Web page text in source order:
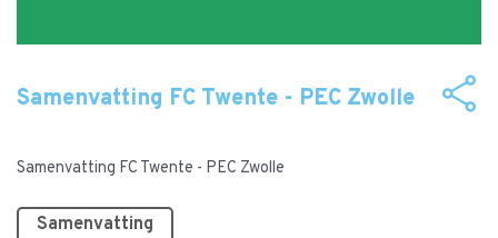
Samenvatting FC Twente - PEC Zwolle
Samenvatting FC Twente - PEC Zwolle
Samenvatting